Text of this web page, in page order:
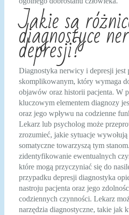
Jakie są
diagnostyce
depresji?
Diagnostyka nerwicy i depresji jest
skomplikowanym, który wymaga
objawów oraz historii pacjenta. W
kluczowym elementem diagnozy
oraz jego wpływu na codzienne
Lekarz lub psycholog może
zrozumieć, jakie sytuacje
somatyczne towarzyszą tym
zidentyfikowanie ewentualnych
które mogą przyczyniać się do
przypadku depresji diagnostyka
nastroju pacjenta oraz jego
codziennych czynności. Lekarz
narzędzia diagnostyczne, takie jak